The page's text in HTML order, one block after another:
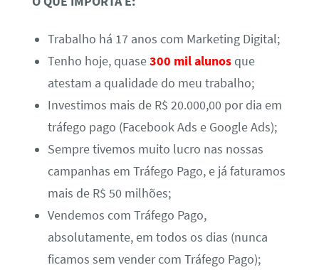
Trabalho há 17 anos com Marketing Digital;
Tenho hoje, quase300 mil alunos que
atestam a qualidade do meu trabalho;
Investimos mais de R$ 20.000,00 por dia em
tráfego pago (Facebook Ads e Google Ads);
Sempre tivemos muito lucro nas nossas
campanhas em Tráfego Pago, e já faturamos
mais de R$ 50 milhões;
Vendemos com Tráfego Pago,
absolutamente, em todos os dias (nunca
ficamos sem vender com Tráfego Pago);